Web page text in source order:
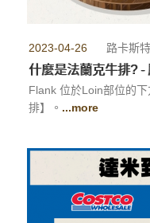
2023-04-26 路卡斯特
什麼是法蘭克牛排? -
Flank 位於Loin部位的
排】。 ...more